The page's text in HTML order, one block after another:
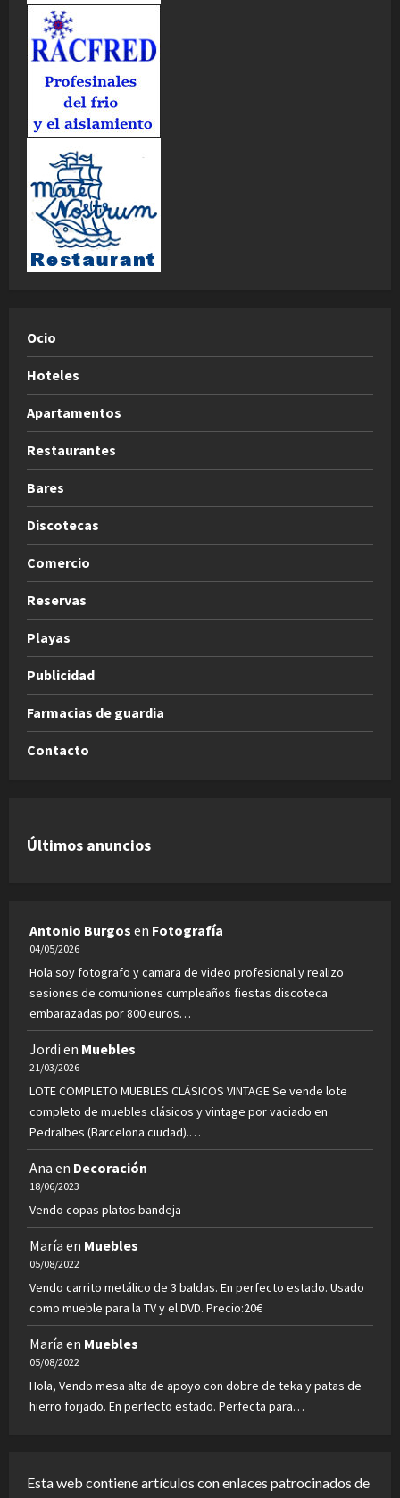
Ocio
Hoteles
Apartamentos
Restaurantes
Bares
Discotecas
Comercio
Reservas
Playas
Publicidad
Farmacias de guardia
Contacto
Últimos anuncios
Antonio Burgos en Fotografía
04/05/2026
Hola soy fotografo y camara de video profesional y realizo
sesiones de comuniones cumpleaños fiestas discoteca
embarazadas por 800 euros…
Jordi en Muebles
21/03/2026
LOTE COMPLETO MUEBLES CLÁSICOS VINTAGE Se vende lote
completo de muebles clásicos y vintage por vaciado en
Pedralbes (Barcelona ciudad).…
Ana en Decoración
18/06/2023
Vendo copas platos bandeja
María en Muebles
05/08/2022
Vendo carrito metálico de 3 baldas. En perfecto estado. Usado
como mueble para la TV y el DVD. Precio:20€
María en Muebles
05/08/2022
Hola, Vendo mesa alta de apoyo con dobre de teka y patas de
hierro forjado. En perfecto estado. Perfecta para…
Esta web contiene artículos con enlaces patrocinados de